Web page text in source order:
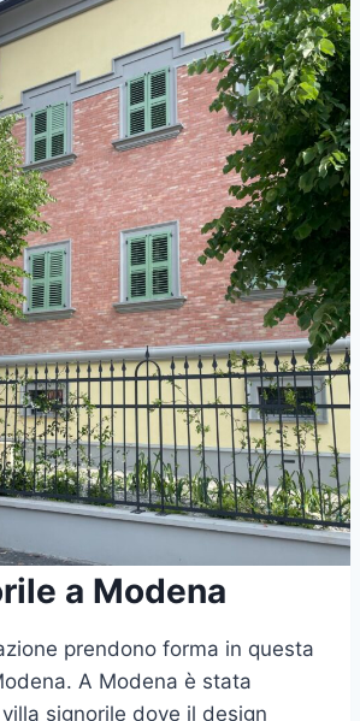
a Modena
prendono forma in questa
A Modena è stata
signorile dove il design